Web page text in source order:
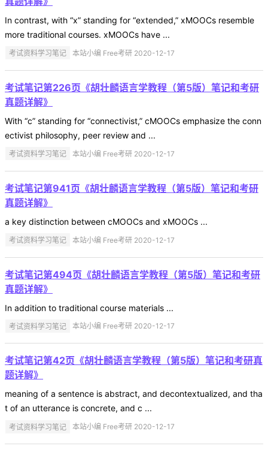
In contrast, with “x” standing for “extended,” xMOOCs resemble
more traditional courses. xMOOCs have ...
考试资料学习笔记 本站小编 Free考研 2020-12-17
考试笔记第226页《胡壮麟语言学教程（第5版）笔记和考研
真题详解》
With “c” standing for “connectivist,” cMOOCs emphasize the conn
ectivist philosophy, peer review and ...
考试资料学习笔记 本站小编 Free考研 2020-12-17
考试笔记第941页《胡壮麟语言学教程（第5版）笔记和考研
真题详解》
a key distinction between cMOOCs and xMOOCs ...
考试资料学习笔记 本站小编 Free考研 2020-12-17
考试笔记第494页《胡壮麟语言学教程（第5版）笔记和考研
真题详解》
In addition to traditional course materials ...
考试资料学习笔记 本站小编 Free考研 2020-12-17
考试笔记第42页《胡壮麟语言学教程（第5版）笔记和考研真
题详解》
meaning of a sentence is abstract, and decontextualized, and tha
t of an utterance is concrete, and c ...
考试资料学习笔记 本站小编 Free考研 2020-12-17